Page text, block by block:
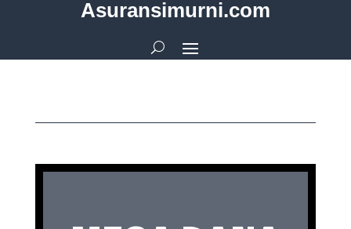
Asuransimurni.com